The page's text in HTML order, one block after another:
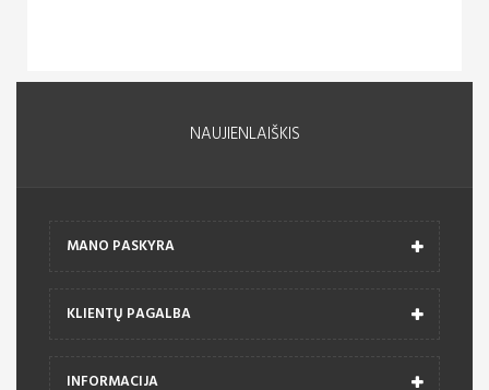
NAUJIENLAIŠKIS
MANO PASKYRA
KLIENTŲ PAGALBA
INFORMACIJA